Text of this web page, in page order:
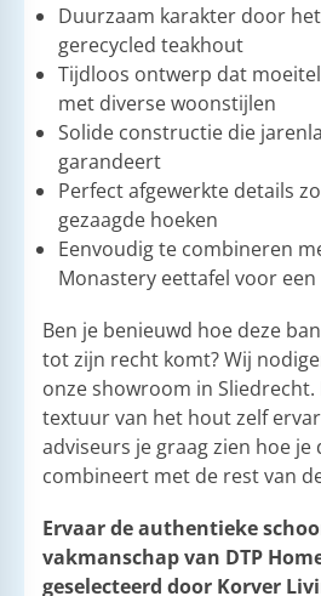
Duurzaam karakter door
gerecycled teakhout
Tijdloos ontwerp dat
met diverse woonstijlen
Solide constructie die
garandeert
Perfect afgewerkte details
gezaagde hoeken
Eenvoudig te combineren
Monastery eettafel voor
Ben je benieuwd hoe deze
tot zijn recht komt? Wij
onze showroom in Sliedrecht.
textuur van het hout zelf
adviseurs je graag zien hoe
combineert met de rest van
Ervaar de authentieke
vakmanschap van DTP
geselecteerd door Korver